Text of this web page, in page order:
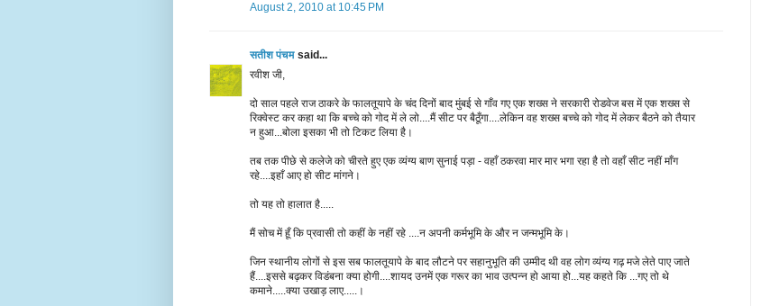
August 2, 2010 at 10:45 PM
सतीश पंचम said...
रवीश जी,
दो साल पहले राज ठाकरे के फालतूयापे के चंद दिनों बाद मुंबई से गाँव गए एक शख्स ने सरकारी रोडवेज बस में एक शख्स से
रिक्वेस्ट कर कहा था कि बच्चे को गोद में ले लो....मैं सीट पर बैठूँगा....लेकिन वह शख्स बच्चे को गोद में लेकर बैठने को तैयार
न हुआ...बोला इसका भी तो टिकट लिया है।
तब तक पीछे से कलेजे को चीरते हुए एक व्यंग्य बाण सुनाई पड़ा - वहाँ ठकरवा मार मार भगा रहा है तो वहाँ सीट नहीं माँग
रहे....इहाँ आए हो सीट मांगने।
तो यह तो हालात है.....
मैं सोच में हूँ कि प्रवासी तो कहीं के नहीं रहे ....न अपनी कर्मभूमि के और न जन्मभूमि के।
जिन स्थानीय लोगों से इस सब फालतूयापे के बाद लौटने पर सहानुभूति की उम्मीद थी वह लोग व्यंग्य गढ़ मजे लेते पाए जाते
हैं....इससे बढ़कर विडंबना क्या होगी....शायद उनमें एक गरूर का भाव उत्पन्न हो आया हो...यह कहते कि ...गए तो थे
कमाने.....क्या उखाड़ लाए.....।